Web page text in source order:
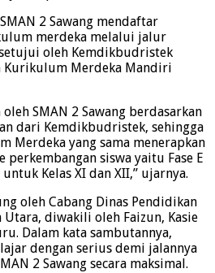
2 Sawang mendaftar
merdeka melalui jalur
oleh Kemdikbudristek
Kurikulum Merdeka Mandiri
SMAN 2 Sawang berdasarkan
dari Kemdikbudristek, sehingga
Merdeka yang sama menerapkan
perkembangan siswa yaitu Fase E
Kelas XI dan XII,” ujarnya.
oleh Cabang Dinas Pendidikan
Utara, diwakili oleh Faizun, Kasie
Dalam kata sambutannya,
dengan serius demi jalannya
2 Sawang secara maksimal.